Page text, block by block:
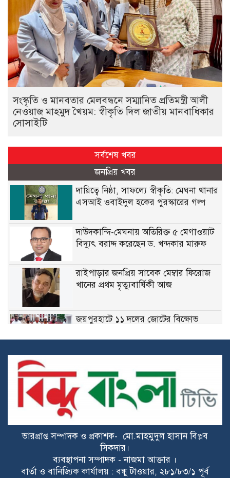
সংস্কৃতি ও মানবতার মেলবন্ধনে সম্মানিত প্রতিমন্ত্রী আলী
নেওয়াজ মাহমুদ খৈয়ম: স্বীকৃতি দিল জাতীয় মানবাধিকার
সোসাইটি
সর্বশেষ খবর
জনপ্রিয় খবর
দায়িত্বে নিষ্ঠা, সাফল্যে স্বীকৃতি: মেঘনা থানার
এসআই ওবাইদুল হকের পুরস্কারের গল্প
দাউদকান্দি-মেঘনায় অতিরিক্ত ৫ মেগাওয়াট
বিদ্যুৎ বরাদ্দ করেছেন ড. খন্দকার মারুফ
রাইপাড়ার জনপ্রিয় সাবেক মেম্বার ফিরোজ
খানের প্রথম মৃত্যুবার্ষিকী আজ
জয়পুরহাটে ১১ দলের জোটের বিক্ষোভ
সচেতনতামূলক কর্মসূচি
গ্যাসের ভোগান্তি কমার আশা, আংশিক সচল
মহেশখালীর এলএনজি টার্মিনাল
হাসিনাকে সুযোগ দিয়ে কী অর্জন করতে চায়
ভারত? প্রশ্ন তুলল বিএনপি
ভারপ্রাপ্ত সম্পাদক ও প্রকাশক- মো.মাহমুদুল হাসান বিপ্লব
সিকদার।
ব্যবস্থাপনা সম্পাদক - নাজমা আক্তার ।
বার্তা ও বানিজ্যিক কার্যালয় : বন্ধু টাওয়ার, ২৮১/৮৩/১ পূর্ব